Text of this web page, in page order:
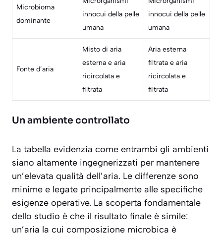
Microbioma
dominante
innocui della pelle
umana
innocui della pelle
umana
Fonte d’aria
Misto di aria
esterna e aria
ricircolata e
filtrata
Aria esterna
filtrata e aria
ricircolata e
filtrata
Un ambiente controllato
La tabella evidenzia come entrambi gli ambienti
siano altamente ingegnerizzati per mantenere
un’elevata qualità dell’aria. Le differenze sono
minime e legate principalmente alle specifiche
esigenze operative. La scoperta fondamentale
dello studio è che il risultato finale è simile:
un’aria la cui composizione microbica è